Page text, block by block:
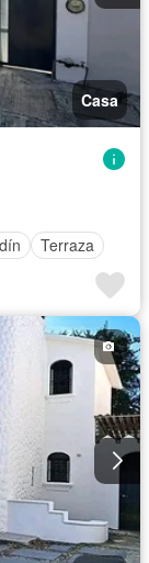
Casa
Terraza